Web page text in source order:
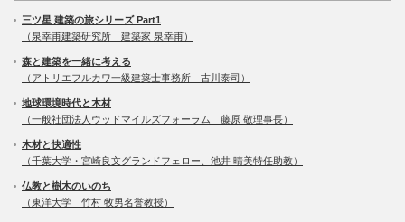
三ツ星 建築の旅シリーズ Part1
（泉幸甫建築研究所 建築家 泉幸甫）
森と建築を一緒に考える
（アトリエフルカワ一級建築士事務所 古川泰司）
地球環境時代と木材
（一般社団法人ウッドマイルズフォーラム 藤原 敬理事長）
木材と快適性
（千葉大学・宮崎良文グランドフェロー、池井 晴美特任助教）
仏教と樹木のいのち
（東洋大学 竹村 牧男名誉教授）